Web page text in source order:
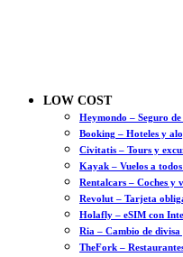
LOW COST
Heymondo – Seguro
Booking – Hoteles y
Civitatis – Tours y
Kayak – Vuelos a todos
Rentalcars – Coches y
Revolut – Tarjeta
Holafly – eSIM con
Ria – Cambio de divisa
TheFork –